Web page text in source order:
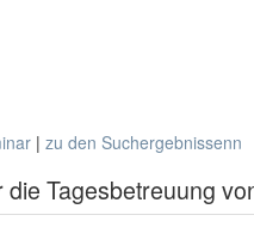
| zu den Suchergebnissenn
Tagesbetreuung